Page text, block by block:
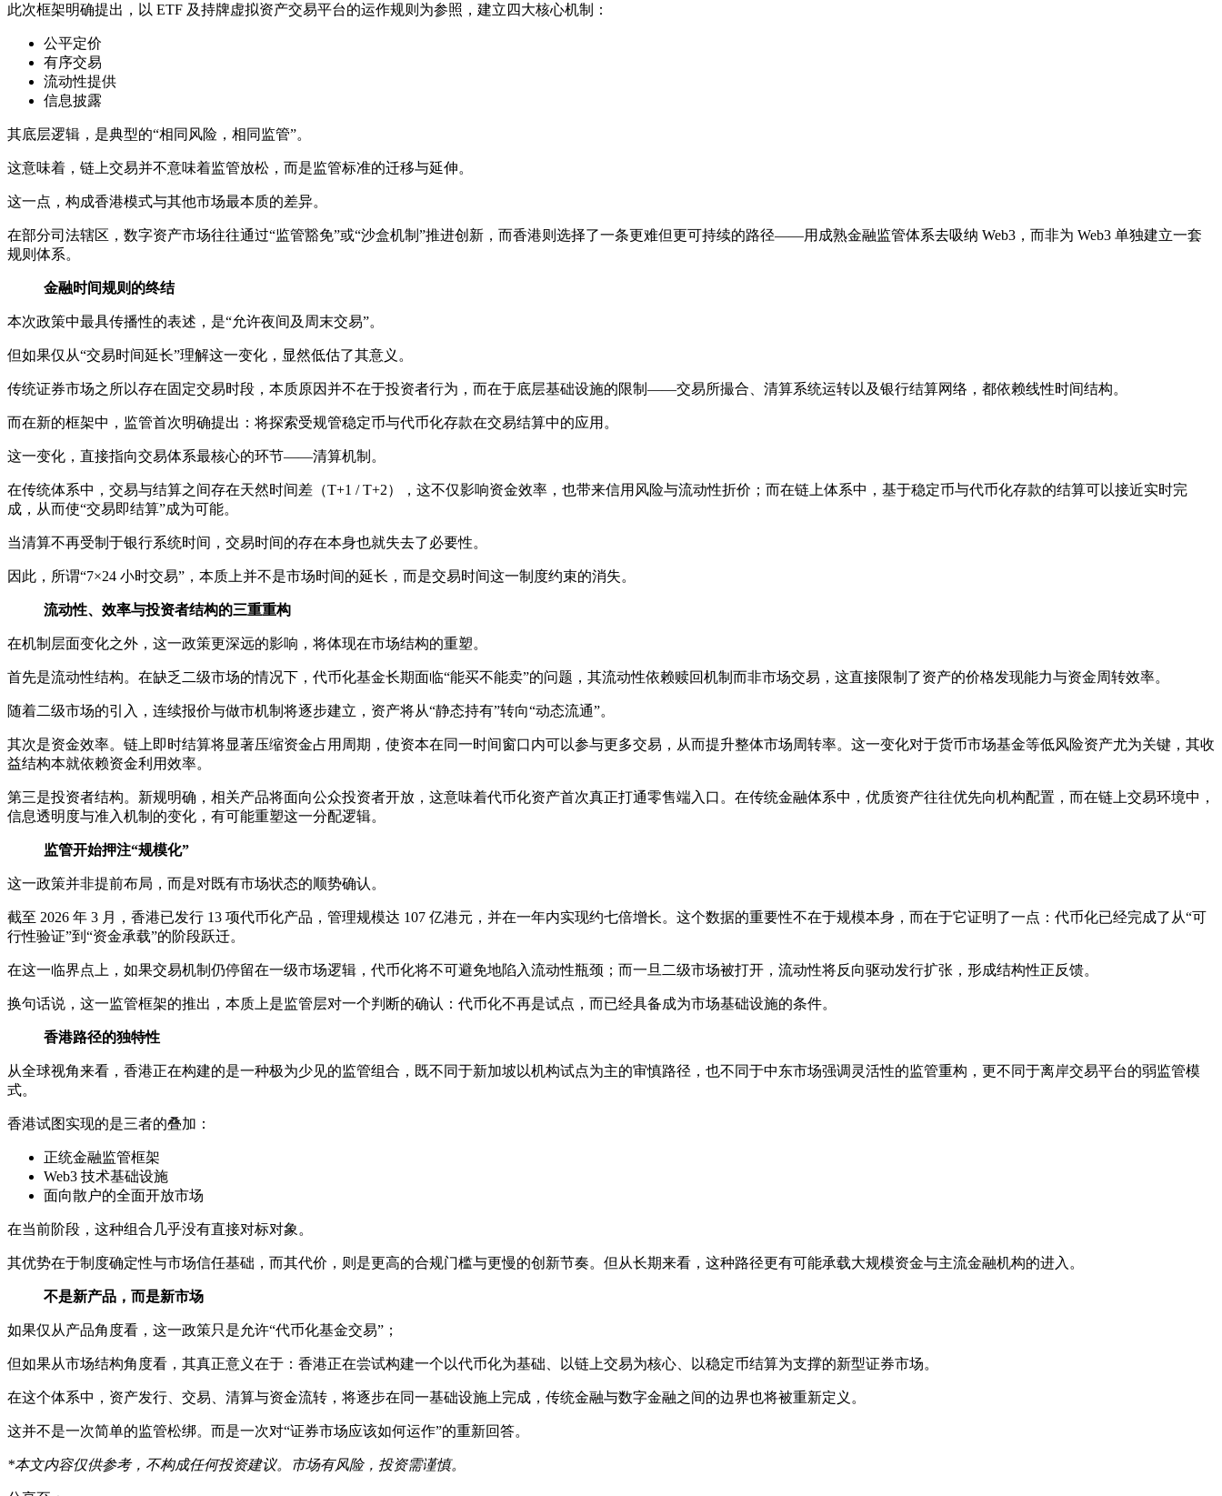
此次框架明确提出，以 ETF 及持牌虚拟资产交易平台的运作规则为参照，建立四大核心机制：
公平定价
有序交易
流动性提供
信息披露
其底层逻辑，是典型的“相同风险，相同监管”。
这意味着，链上交易并不意味着监管放松，而是监管标准的迁移与延伸。
这一点，构成香港模式与其他市场最本质的差异。
在部分司法辖区，数字资产市场往往通过“监管豁免”或“沙盒机制”推进创新，而香港则选择了一条更难但更可持续的路径——用成熟金融监管体系去吸纳 Web3，而非为 Web3 单独建立一套
规则体系。
金融时间规则的终结
本次政策中最具传播性的表述，是“允许夜间及周末交易”。
但如果仅从“交易时间延长”理解这一变化，显然低估了其意义。
传统证券市场之所以存在固定交易时段，本质原因并不在于投资者行为，而在于底层基础设施的限制——交易所撮合、清算系统运转以及银行结算网络，都依赖线性时间结构。
而在新的框架中，监管首次明确提出：将探索受规管稳定币与代币化存款在交易结算中的应用。
这一变化，直接指向交易体系最核心的环节——清算机制。
在传统体系中，交易与结算之间存在天然时间差（T+1 / T+2），这不仅影响资金效率，也带来信用风险与流动性折价；而在链上体系中，基于稳定币与代币化存款的结算可以接近实时完
成，从而使“交易即结算”成为可能。
当清算不再受制于银行系统时间，交易时间的存在本身也就失去了必要性。
因此，所谓“7×24 小时交易”，本质上并不是市场时间的延长，而是交易时间这一制度约束的消失。
流动性、效率与投资者结构的三重重构
在机制层面变化之外，这一政策更深远的影响，将体现在市场结构的重塑。
首先是流动性结构。在缺乏二级市场的情况下，代币化基金长期面临“能买不能卖”的问题，其流动性依赖赎回机制而非市场交易，这直接限制了资产的价格发现能力与资金周转效率。
随着二级市场的引入，连续报价与做市机制将逐步建立，资产将从“静态持有”转向“动态流通”。
其次是资金效率。链上即时结算将显著压缩资金占用周期，使资本在同一时间窗口内可以参与更多交易，从而提升整体市场周转率。这一变化对于货币市场基金等低风险资产尤为关键，其收
益结构本就依赖资金利用效率。
第三是投资者结构。新规明确，相关产品将面向公众投资者开放，这意味着代币化资产首次真正打通零售端入口。在传统金融体系中，优质资产往往优先向机构配置，而在链上交易环境中，
信息透明度与准入机制的变化，有可能重塑这一分配逻辑。
监管开始押注“规模化”
这一政策并非提前布局，而是对既有市场状态的顺势确认。
截至 2026 年 3 月，香港已发行 13 项代币化产品，管理规模达 107 亿港元，并在一年内实现约七倍增长。这个数据的重要性不在于规模本身，而在于它证明了一点：代币化已经完成了从“可
行性验证”到“资金承载”的阶段跃迁。
在这一临界点上，如果交易机制仍停留在一级市场逻辑，代币化将不可避免地陷入流动性瓶颈；而一旦二级市场被打开，流动性将反向驱动发行扩张，形成结构性正反馈。
换句话说，这一监管框架的推出，本质上是监管层对一个判断的确认：代币化不再是试点，而已经具备成为市场基础设施的条件。
香港路径的独特性
从全球视角来看，香港正在构建的是一种极为少见的监管组合，既不同于新加坡以机构试点为主的审慎路径，也不同于中东市场强调灵活性的监管重构，更不同于离岸交易平台的弱监管模
式。
香港试图实现的是三者的叠加：
正统金融监管框架
Web3 技术基础设施
面向散户的全面开放市场
在当前阶段，这种组合几乎没有直接对标对象。
其优势在于制度确定性与市场信任基础，而其代价，则是更高的合规门槛与更慢的创新节奏。但从长期来看，这种路径更有可能承载大规模资金与主流金融机构的进入。
不是新产品，而是新市场
如果仅从产品角度看，这一政策只是允许“代币化基金交易”；
但如果从市场结构角度看，其真正意义在于：香港正在尝试构建一个以代币化为基础、以链上交易为核心、以稳定币结算为支撑的新型证券市场。
在这个体系中，资产发行、交易、清算与资金流转，将逐步在同一基础设施上完成，传统金融与数字金融之间的边界也将被重新定义。
这并不是一次简单的监管松绑。而是一次对“证券市场应该如何运作”的重新回答。
*本文内容仅供参考，不构成任何投资建议。市场有风险，投资需谨慎。